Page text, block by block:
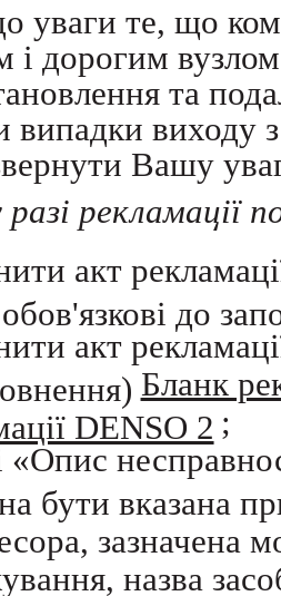
уваги те, що
і дорогим
та
випадки виходу
Вашу
рекламації
акт
до
акт
Бланк
DENSO 2 ;
«Опис
бути вказана
зазначена
назва